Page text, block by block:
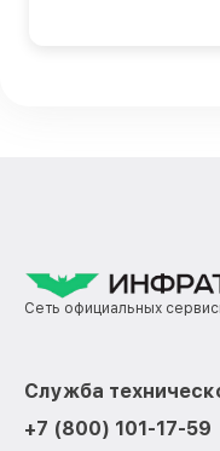
Сеть официальных
Служба
+7 (800) 101-17-59